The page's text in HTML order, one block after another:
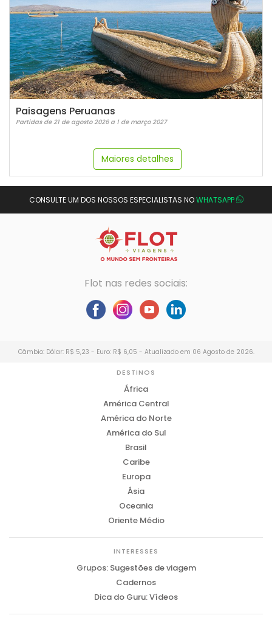
Paisagens Peruanas
Partidas de 21 de agosto 2026 a 1 de março 2027
Maiores detalhes
CONSULTE UM DOS NOSSOS ESPECIALISTAS NOWHATSAPP
Flot nas redes sociais:
Câmbio: Dólar: R$ 5,23 - Euro: R$ 6,05 - Atualizado em 06 Agosto de 2026.
DESTINOS
África
América Central
América do Norte
América do Sul
Brasil
Caribe
Europa
Ásia
Oceania
Oriente Médio
INTERESSES
Grupos: Sugestões de viagem
Cadernos
Dica do Guru: Vídeos